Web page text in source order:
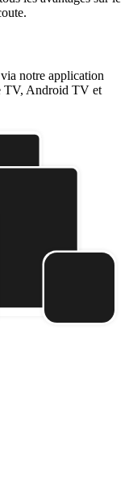
notre application
TV, Android TV et